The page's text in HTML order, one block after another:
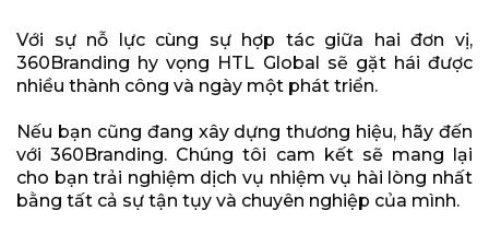
Với sự nỗ lực cùng sự hợp tác giữa hai đơn vị,
360Branding hy vọng HTL Global sẽ gặt hái được
nhiều thành công và ngày một phát triển.
Nếu bạn cũng đang xây dựng thương hiệu, hãy đến
với 360Branding. Chúng tôi cam kết sẽ mang lại
cho bạn trải nghiệm dịch vụ nhiệm vụ hài lòng nhất
bằng tất cả sự tận tụy và chuyên nghiệp của mình.